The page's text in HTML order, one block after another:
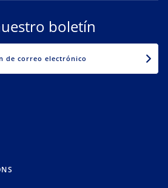
boletín